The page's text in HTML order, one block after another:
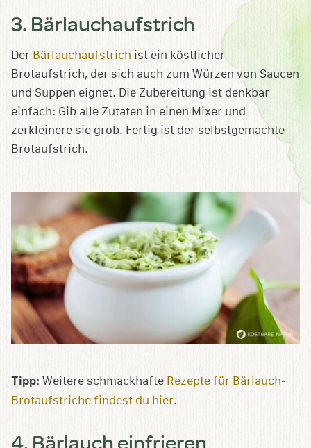
3. Bärlauchaufstrich
Der Bärlauchaufstrich ist ein köstlicher
Brotaufstrich, der sich auch zum Würzen von Saucen
und Suppen eignet. Die Zubereitung ist denkbar
einfach: Gib alle Zutaten in einen Mixer und
zerkleinere sie grob. Fertig ist der selbstgemachte
Brotaufstrich.
Tipp: Weitere schmackhafte Rezepte für Bärlauch-
Brotaufstriche findest du hier.
4. Bärlauch einfrieren